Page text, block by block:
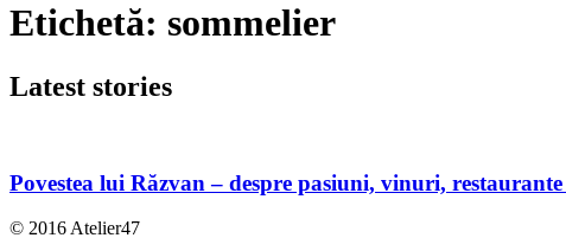
Etichetă: sommelier
Latest stories
Povestea lui Răzvan – despre pasiuni, vinuri,
© 2016 Atelier47